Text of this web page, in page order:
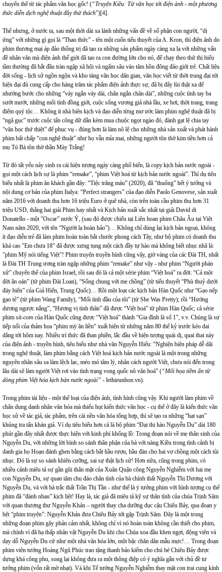
chuyển thể từ tác phẩm văn học gốc! (“Truyện Kiều: Từ văn học tới điện ảnh - một phương
thức diễn dịch nghệ thuật đầy thử thách”)[4].
Thế nhưng, ở nước ta, sau một thời dài xa lánh những vấn đề về số phận con người, “dị
ứng” với những gì gọi là “Thao thức” - tên một cuốn tiểu thuyết của A. Kron, thì điện ảnh do
phim thương mại áp đảo thống trị đã tạo ra những sản phẩm ngày càng xa lạ với những vấn
đề nhân văn mà điện ảnh thế giới đã tạo ra con đường lớn cho nó, để chạy theo thứ thị hiếu
tầm thường đã bắt đầu tràn ngập xã hội và ngấm sâu vào tâm hồn đông đảo giới trẻ. Chất liệu
đời sống - lịch sử ngồn ngộn và kho tàng văn học dân gian, văn học viết từ thời trung đại tới
hiện đại đủ cung cấp cho hàng trăm tác phẩm điện ảnh thực sự, đã bị đẩy lùi thật xa để
nhường bước cho những “váy ngắn váy dài, chân ngắn chân dài”, những cuộc tình tay ba
sướt mướt, những mối tình đồng giới, cuộc sống vương giả nhà lầu, xe hơi, thời trang, trang
điểm quý tộc… Không ít nhà biên kịch và đạo diễn từng mơ ước làm phim nghệ thuật đã bị
“ngã gục” trước cuộc tấn công dữ dằn kèm mua chuộc ngọt ngào đó, đành gạt lệ chia tay
“văn học thứ thiệt” để phục vụ - đúng hơn là làm nô lệ cho những nhà sản xuất và phát hành
phim bất chấp “con nghệ thuật” như họ vẫn mỉa mai, những người tôn thờ kim tiền hơn cả
mụ Tú Bà tôn thờ thần Mày Trắng!
Từ đó tất yếu nảy sinh ra cái hiện tượng ngày càng phổ biến, là copykịch bản nước ngoài -
gọi một cách lịch sự là phim “remake”, “phim Việt hoá từ kịch bản nước ngoài”. Thí dụ tiêu
biểu nhất là phim ăn khách gần đây: “Tiệc trăng máu” (2020), đã “thuổng” hết ý tưởng và
nội dung cơ bản của phim Italya: “Perfect strangers” của đạo diễn Paolo Genovese, sản xuất
năm 2016 với doanh thu hơn 16 triệu Euro ở quê nhà, còn trên toàn cầu phim thu hơn 31
triệu USD, thắng hai giải Phim hay nhất và Kịch bản xuất sắc nhất tại giải David di
Donatello - một "Oscar” nước Ý, (sau đó được chiếu tại Liên hoan phim Châu Âu tại Việt
Nam năm 2020, với tên “Người lạ hoàn hảo”)… Không chỉ dùng lại kịch bản ngoại, không
ít đạo diễn trẻ đã làm phim hoàn toàn bắt chước phong cách Tây, như bộ phim có doanh thu
khá cao "Em chưa 18" đã được xưng tụng một cách đầy tự hào mà không biết nhục nhã là:
"phim Mỹ nói tiếng Việt"! Phim truyện truyền hình cũng vậy, giờ vàng của các Đài TH, nhất
là Đài TH Trung ương tràn ngập những phim “remake” như vậy - như phim “Người phán
xử” chuyển thể của phim Israel, rồi sau đó là cả một série phim “Việt hoá” ra đời: “Cả một
đời ân oán” (từ phim Đài Loan), “Sống chung với mẹ chồng” (từ tiểu thuyết “Phù thuỷ dưới
đáy biển” của Giả Hiển, Trung Quốc)… Rồi một loạt các kịch bản Hàn Quốc như “Gạo nếp
gạo tẻ” (từ phim Wang Family), “Mối tình đầu của tôi” (từ She Was Pretty); rồi “Hướng
dương ngược nắng”, “Hương vị tình thân” đã được “Việt hoá” từ phim Hàn Quốc; cả série
phim sít-com của Hàn Quốc cũng được “Việt hoá” thành “Gia đình là số 1”, v.v. Chúng là sự
tiếp nối của thảm họa “phim mỳ ăn liền“ xuất hiện từ những năm 80 thế kỷ trước kéo dai
dẳng tới hôm nay. Nhiều trí thức đã than phiền, lắc đầu về hiện tượng quái dị, quai thai này
của điện ảnh - truyền hình, tiêu biểu như nhà văn Nguyễn Hiếu: “Nghiện biện pháp dễ dãi
trong nghệ thuật, làm phim bằng cách Việt hoá kịch bản nước ngoài là một trong những
nguyên nhân sâu sa làm lệch lạc, méo mó tâm lý, nhân cách người Việt, chưa nói đến trong
lâu dài sẽ làm người Việt rơi vào tình trạng vong quốc nô văn hoá” (“Mối họa tiềm ẩn từ
dòng phim Việt hóa kịch bản nước ngoài” - lethieunhon.vn).
Trong phim tài liệu - một thể loại của điện ảnh, tình hình cũng vậy. Khi người làm phim về
chân dung danh nhân văn hóa mà thiếu hụt kiến thức văn học - cụ thể ở đây là kiến thức văn
học sử về tác giả, tác phẩm, trên cái nền văn hóa tổng hợp, thì sẽ tạo ra những “hạt sạn”
khủng tra tấn khán giả. Ví dụ tiêu biểu hơn cả là bộ phim “Đại thi hào Nguyễn Du” dài 180
phút gần đây nhất được thực hiện với kinh phí khổng lồ: Trong đoạn nói về mẹ thân sinh của
Nguyễn Du, với những lời bình so sánh thân phận của bà với nàng Kiều trong tình cảnh bị
danh gia họ Hoạn đánh ghen bằng cách bắt hầu rượu, hầu đàn cho hai vợ chồng một cách tủi
nhục. Đó là sự so sánh khiên cưỡng, sai sự thật lịch sử! Hơn nữa, cũng trong phim, có
nhiều cảnh miêu tả sự gần gũi thân mật của Xuân Quận công Nguyễn Nghiễm với hai mẹ
con Nguyễn Du, sự quan tâm chu đáo chân tình của bà chính thất Nguyễn Thị Dương với
Nguyễn Du, và với bà trắc thất Trần Thị Tần - như thế là ý tưởng phim với hình tượng cụ thể
phim đã “đánh nhau” kịch liệt! Hay là, tác giả đã miêu tả kỹ sự thân tình của chúa Trịnh Sâm
với quan thượng thư Nguyễn Khản – người thay cha dưỡng dục cậu Chiêu Bảy, qua đoạn y
hệt “phim truyện”: Nguyễn Khản đưa Chiêu Bảy tới gặp Trịnh Sâm. Đây là một trong
những đoạn phim gây phản cảm nhất, không chỉ vì nó hoàn toàn không cần thiết cho phim,
mà chính vì đã hạ thấp nhân vật Nguyễn Du khi cho Chúa xoa đầu khen ngợi, động viên và
dạy dỗ Nguyễn Du cứ như một nhà văn hóa lớn, một bậc chăn dân mẫu mực!… Trong đoạn
phim viên tướng Hoàng Ngũ Phúc trao tặng thanh bảo kiếm cho chú bé Chiêu Bảy được
dựng khá công phu, song lại không đưa ra một thông điệp có ý nghĩa gắn với chủ đề tư
tưởng phim (vốn rất mờ nhạt). Và khi Tể tướng Nguyễn Nghiễm thay mặt con trai cung kính